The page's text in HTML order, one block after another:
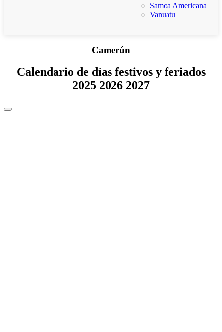
Samoa Americana
Vanuatu
Camerún
Calendario de días festivos y feriados
2025 2026 2027